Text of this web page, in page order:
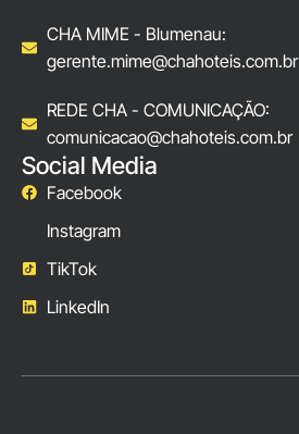
CHA MIME - Blumenau:
gerente.mime@chahoteis.com.br
REDE CHA - COMUNICAÇÃO:
comunicacao@chahoteis.com.br
Social Media
Facebook
Instagram
TikTok
LinkedIn